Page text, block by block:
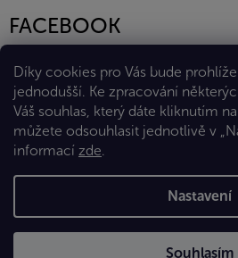
Díky cookies pro Vás bude
jednodušší. Ke zpracování
Váš souhlas, který dáte kliknutím
můžete odsouhlasit jednotlivě v
informací zde.
Nastavení
Souhlasím
FACEBOOK
Vytvořil
Copyright 2026Eshop Diana
práva